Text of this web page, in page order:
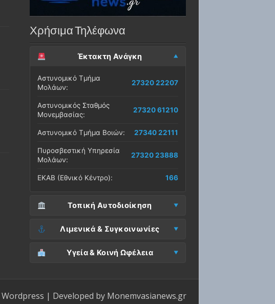
Χρήσιμα Τηλέφωνα
Έκτακτη Ανάγκη
Αστυνομικό Τμήμα
Μολάων:
27320 22207
Αστυνομικός Σταθμός
Μονεμβασίας:
27320 61210
Αστυνομικό Τμήμα Βοιών: 27340 22111
Πυροσβεστική Υπηρεσία
Μολάων:
27320 23888
ΕΚΑΒ (Εθνικό Κέντρο): 166
Τοπική Αυτοδιοίκηση
Δήμος Μονεμβασίας
(Έδρα):
27323 60500
Δ.Ε. Μονεμβασίας
27323 60019
ΚΕΠ Μονεμβασίας: 27323 60031
Λιμενικά & Συγκοινωνίες
Λιμεναρχείο
Μονεμβασίας:
27320 61266
ΚΤΕΛ Λακωνίας (Σταθμός
Μολάων):
27320 22209
Υγεία & Κοινή Ωφέλεια
Wordpress | Developed by Monemvasianews.gr